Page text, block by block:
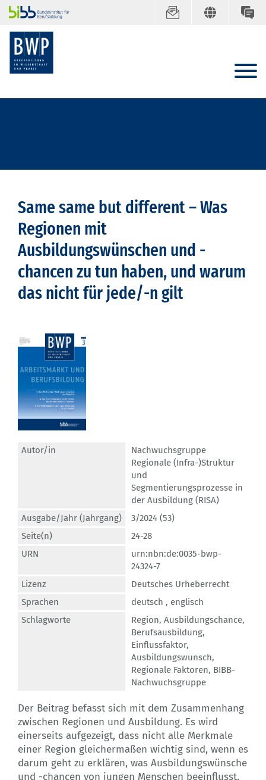
Same same but different – Was
Regionen mit
Ausbildungswünschen und -
chancen zu tun haben, und warum
das nicht für jede/-n gilt
Autor/in
Nachwuchsgruppe
Regionale (Infra-)Struktur
und
Segmentierungsprozesse in
der Ausbildung (RISA)
Ausgabe/Jahr (Jahrgang)
3/2024 (53)
Seite(n)
24-28
URN
urn:nbn:de:0035-bwp-
24324-7
Lizenz
Deutsches Urheberrecht
Sprachen
deutsch , englisch
Schlagworte
Region, Ausbildungschance,
Berufsausbildung,
Einflussfaktor,
Ausbildungswunsch,
Regionale Faktoren, BIBB-
Nachwuchsgruppe
Der Beitrag befasst sich mit dem Zusammenhang
zwischen Regionen und Ausbildung. Es wird
einerseits aufgezeigt, dass nicht alle Merkmale
einer Region gleichermaßen wichtig sind, wenn es
darum geht zu erklären, was Ausbildungswünsche
und -chancen von jungen Menschen beeinflusst.